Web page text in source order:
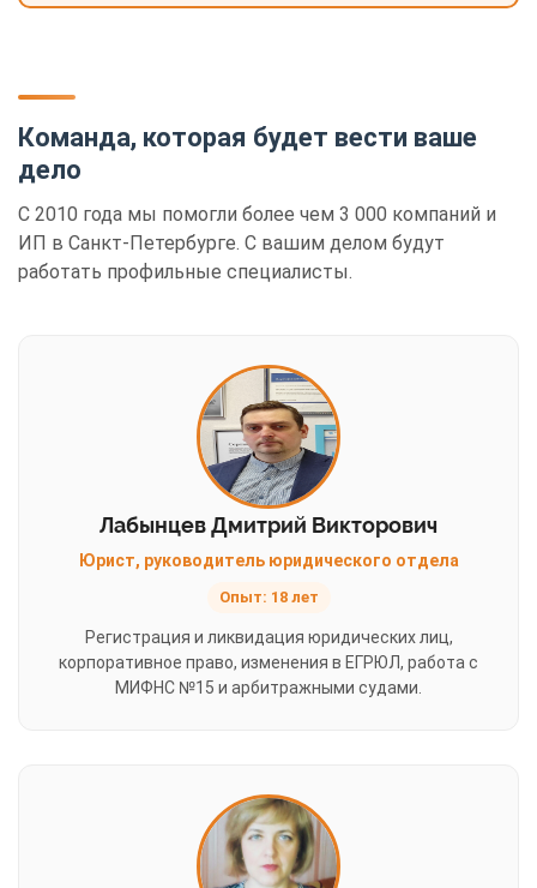
Команда, которая будет вести ваше
дело
С 2010 года мы помогли более чем 3 000 компаний и
ИП в Санкт-Петербурге. С вашим делом будут
работать профильные специалисты.
Лабынцев Дмитрий Викторович
Юрист, руководитель юридического отдела
Опыт: 18 лет
Регистрация и ликвидация юридических лиц,
корпоративное право, изменения в ЕГРЮЛ, работа с
МИФНС №15 и арбитражными судами.